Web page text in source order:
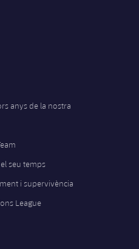
anys de la nostra
seu temps
i supervivència
League